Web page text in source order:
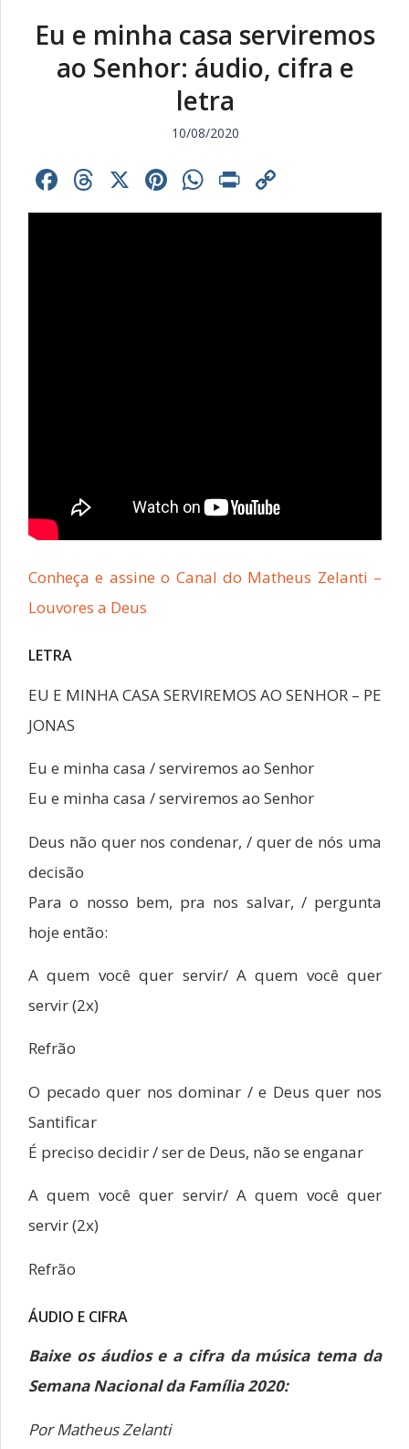
Eu e minha casa serviremos
ao Senhor: áudio, cifra e
letra
10/08/2020
Facebook
Threads
X Pinterest
WhatsApp
Print
Link
Conheça e assine o Canal do Matheus Zelanti –
Louvores a Deus
LETRA
EU E MINHA CASA SERVIREMOS AO SENHOR – PE
JONAS
Eu e minha casa / serviremos ao Senhor
Eu e minha casa / serviremos ao Senhor
Deus não quer nos condenar, / quer de nós uma
decisão
Para o nosso bem, pra nos salvar, / pergunta
hoje então:
A quem você quer servir/ A quem você quer
servir (2x)
Refrão
O pecado quer nos dominar / e Deus quer nos
Santificar
É preciso decidir / ser de Deus, não se enganar
A quem você quer servir/ A quem você quer
servir (2x)
Refrão
ÁUDIO E CIFRA
Baixe os áudios e a cifra da música tema da
Semana Nacional da Família 2020:
Por Matheus Zelanti